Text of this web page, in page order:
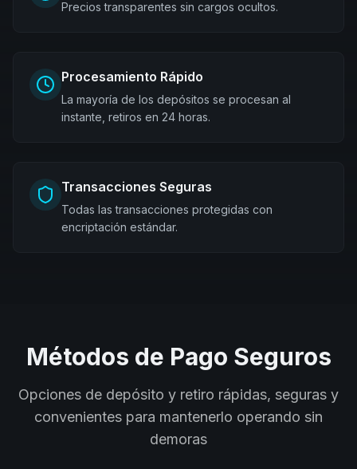
Precios transparentes sin cargos ocultos.
Procesamiento Rápido
La mayoría de los depósitos se procesan al
instante, retiros en 24 horas.
Transacciones Seguras
Todas las transacciones protegidas con
encriptación estándar.
Métodos de Pago Seguros
Opciones de depósito y retiro rápidas, seguras y
convenientes para mantenerlo operando sin
demoras